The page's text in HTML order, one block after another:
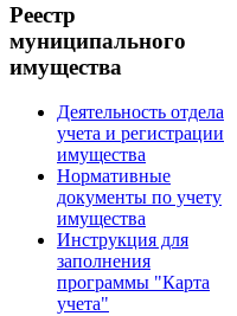
Реестр
муниципального
имущества
Деятельность отдела
учета и регистрации
имущества
Нормативные
документы по учету
имущества
Инструкция для
заполнения
программы "Карта
учета"